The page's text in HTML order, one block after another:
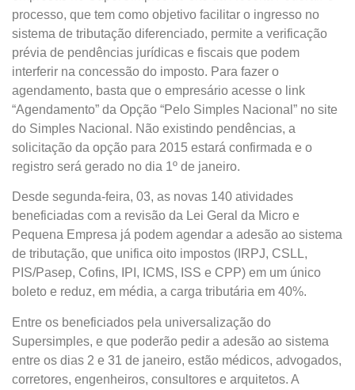
processo, que tem como objetivo facilitar o ingresso no
sistema de tributação diferenciado, permite a verificação
prévia de pendências jurídicas e fiscais que podem
interferir na concessão do imposto. Para fazer o
agendamento, basta que o empresário acesse o link
“Agendamento” da Opção “Pelo Simples Nacional” no site
do Simples Nacional. Não existindo pendências, a
solicitação da opção para 2015 estará confirmada e o
registro será gerado no dia 1º de janeiro.
Desde segunda-feira, 03, as novas 140 atividades
beneficiadas com a revisão da Lei Geral da Micro e
Pequena Empresa já podem agendar a adesão ao sistema
de tributação, que unifica oito impostos (IRPJ, CSLL,
PIS/Pasep, Cofins, IPI, ICMS, ISS e CPP) em um único
boleto e reduz, em média, a carga tributária em 40%.
Entre os beneficiados pela universalização do
Supersimples, e que poderão pedir a adesão ao sistema
entre os dias 2 e 31 de janeiro, estão médicos, advogados,
corretores, engenheiros, consultores e arquitetos. A